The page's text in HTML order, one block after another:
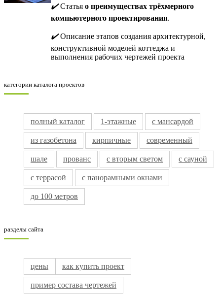
✔️Статья о преимуществах трёхмерного
компьютерного проектирования.
✔️Описание этапов создания архитектурной,
конструктивной моделей коттеджа и
выполнения рабочих чертежей проекта
категории каталога проектов
полный каталог 1-этажные с мансардой
из газобетона кирпичные современный
шале прованс с вторым светом с сауной
с террасой с панорамными окнами
до 100 метров
разделы сайта
цены как купить проект
пример состава чертежей